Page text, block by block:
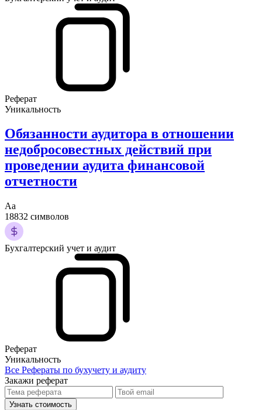
Реферат
Уникальность
Обязанности аудитора в отношении
недобросовестных действий при
проведении аудита финансовой
отчетности
Аа
18832 символов
Бухгалтерский учет и аудит
Реферат
Уникальность
Все Рефераты по бухучету и аудиту
Закажи реферат
Узнать стоимость